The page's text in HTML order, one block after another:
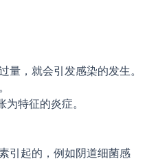
，就会引发感染的发生。
特征的炎症。
引起的，例如阴道细菌感